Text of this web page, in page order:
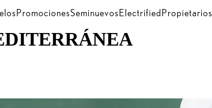
PromocionesSeminuevosElectrifiedPropietarios